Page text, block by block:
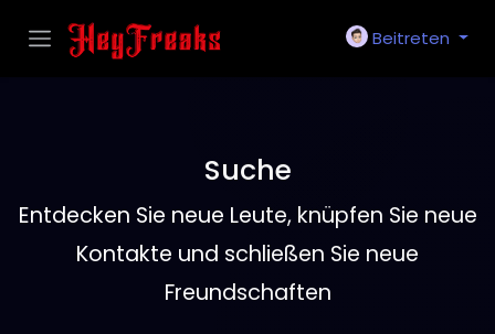
Beitreten
Suche
Entdecken Sie neue Leute, knüpfen Sie neue
Kontakte und schließen Sie neue
Freundschaften